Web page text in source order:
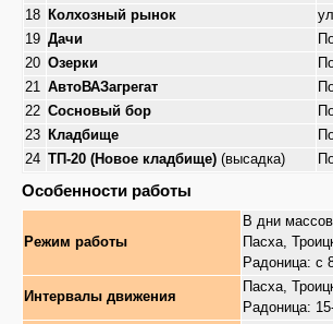
18
Колхозный рынок
19 Дачи
20 Озерки
21
АвтоВАЗагрегат
22 Сосновый бор
23
Кладбище
24 ТП-20 (Новое кладбище) (высадка)
Особенности работы
Режим работы
В дни
Пасха,
Радоница: с
Интервалы движения
Пасха,
Радоница: